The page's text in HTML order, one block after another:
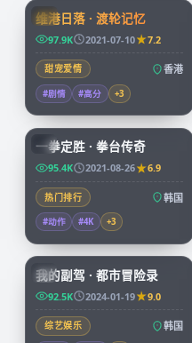
HK
维港日落 · 渡轮记忆
97.9K 2021-07-10 7.2
甜宠爱情 香港
#剧情 #高分 +3
KR
96:07
一拳定胜 · 拳台传奇
95.4K 2021-08-26 6.9
热门排行 韩国
#动作 #4K +3
KR
56:16
我的副驾 · 都市冒险录
92.5K 2024-01-19 9.0
综艺娱乐 韩国